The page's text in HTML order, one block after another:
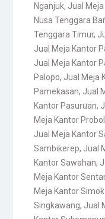
Nganjuk, Jual
Nusa Tenggara
Tenggara Timur,
Jual Meja Kantor
Jual Meja Kantor
Palopo, Jual Meja
Pamekasan, Jual
Kantor Pasuruan,
Meja Kantor
Jual Meja Kantor
Sambikerep, Jual
Kantor Sawahan,
Meja Kantor
Meja Kantor
Singkawang, Jual